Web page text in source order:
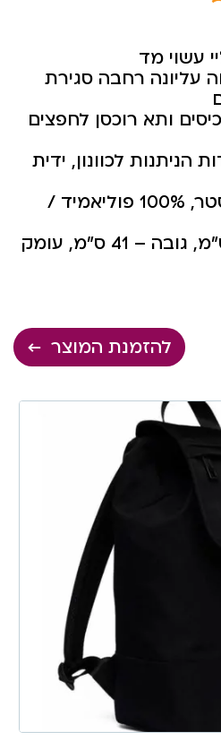
עליונה רחבה סגירת
הכולל תא הפרדה, 2 כיסים ותא רוכסן לחפצים
הניתנות לכוונון, ידית
סוג בד: 100% פוליאסטר, 100% פוליאמיד /
מידות: אורך – 26.5 ס”מ, גובה – 41 ס”מ, עומק
להזמנת המוצר